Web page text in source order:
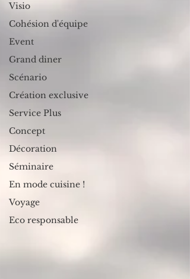
Visio
Cohésion d'équipe
Event
Grand diner
Scénario
Création exclusive
Service Plus
Concept
Décoration
Séminaire
En mode cuisine !
Voyage
Eco responsable